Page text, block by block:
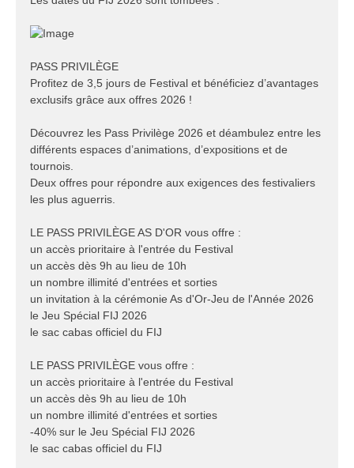
g
PASS PRIVILÈGE
Profitez de 3,5 jours de Festival et bénéficiez d’avantages
exclusifs grâce aux offres 2026 !
Découvrez les Pass Privilège 2026 et déambulez entre les
différents espaces d’animations, d’expositions et de
tournois.
Deux offres pour répondre aux exigences des festivaliers
les plus aguerris.
LE PASS PRIVILÈGE AS D'OR vous offre :
un accès prioritaire à l'entrée du Festival
un accès dès 9h au lieu de 10h
un nombre illimité d'entrées et sorties
un invitation à la cérémonie As d'Or-Jeu de l'Année 2026
le Jeu Spécial FIJ 2026
le sac cabas officiel du FIJ
LE PASS PRIVILÈGE vous offre :
un accès prioritaire à l'entrée du Festival
un accès dès 9h au lieu de 10h
un nombre illimité d'entrées et sorties
-40% sur le Jeu Spécial FIJ 2026
le sac cabas officiel du FIJ